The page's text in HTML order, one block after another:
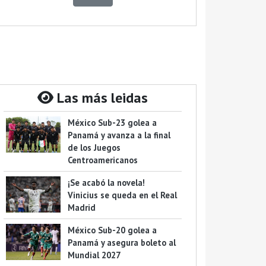
Las más leidas
México Sub-23 golea a
Panamá y avanza a la final
de los Juegos
Centroamericanos
¡Se acabó la novela!
Vinicius se queda en el Real
Madrid
México Sub-20 golea a
Panamá y asegura boleto al
Mundial 2027